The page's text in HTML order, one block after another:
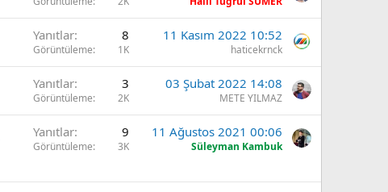
ll
l
l
l
z
d
Yanıtlar 8
Görüntüleme 1K
11 Kasım 2022 10:52
haticekrnck
l
i
Yanıtlar 3
Görüntüleme 2K
03 Şubat 2022 14:08
METE YILMAZ
i
Yanıtlar 9
Görüntüleme 3K
11 Ağustos 2021 00:06
Süleyman Kambuk